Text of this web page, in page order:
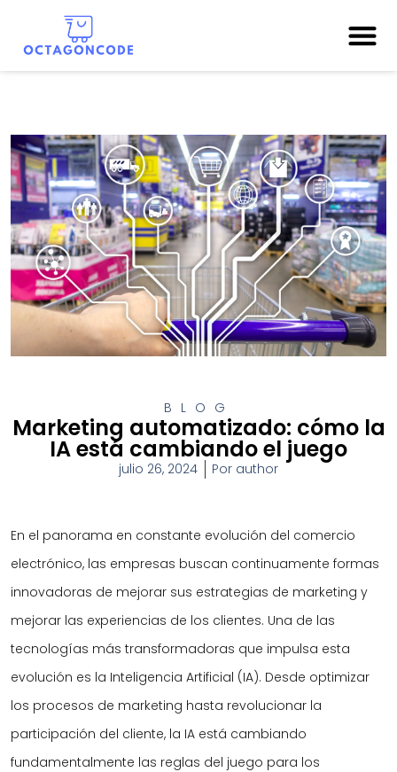
BLOG
Marketing automatizado: cómo la
IA está cambiando el juego
julio 26, 2024 Por author
En el panorama en constante evolución del comercio
electrónico, las empresas buscan continuamente formas
innovadoras de mejorar sus estrategias de marketing y
mejorar las experiencias de los clientes. Una de las
tecnologías más transformadoras que impulsa esta
evolución es la Inteligencia Artificial (IA). Desde optimizar
los procesos de marketing hasta revolucionar la
participación del cliente, la IA está cambiando
fundamentalmente las reglas del juego para los